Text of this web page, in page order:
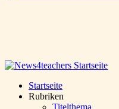
Startseite
Rubriken
Titelthema